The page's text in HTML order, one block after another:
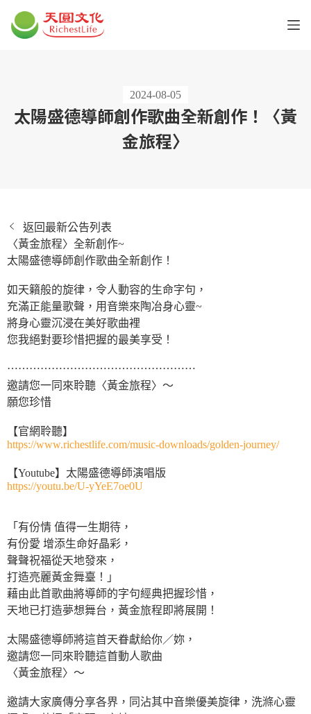
2024-08-05
太陽盛德導師創作歌曲全新創作！〈黃
金旅程〉
返回最新公告列表
〈黃金旅程〉全新創作~
太陽盛德導師創作歌曲全新創作！
如天籟般的旋律，令人動容的生命字句，
充滿正能量歌聲，用音樂來陶冶身心靈~
將身心靈沉浸在美好歌曲裡
您我絕對要珍惜把握的最美享受！
⋯⋯⋯⋯⋯⋯⋯⋯⋯⋯⋯⋯⋯⋯⋯⋯⋯
邀請您一同來聆聽〈黃金旅程〉～
願您珍惜
【官網聆聽】
https://www.richestlife.com/music-downloads/golden-journey/
【Youtube】太陽盛德導師演唱版
https://youtu.be/U-yYeE7oe0U
「有份情 值得一生期待，
有份愛 增添生命好晶彩，
聲聲祝福從天地發來，
打造亮麗黃金舞臺！」
藉由此首歌曲將導師的字句經典把握珍惜，
天地已打造夢想舞台，黃金旅程即將展開！
太陽盛德導師將這首天眷獻給你／妳，
邀請您一同來聆聽這首動人歌曲
〈黃金旅程〉～
邀請大家廣傳分享各界，同沾其中音樂優美旋律，洗滌心靈